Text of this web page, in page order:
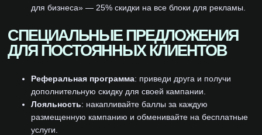
для бизнеса» — 25% скидки на все блоки для рекламы.
СПЕЦИАЛЬНЫЕ ПРЕДЛОЖЕНИЯ
ДЛЯ ПОСТОЯННЫХ КЛИЕНТОВ
Реферальная программа: приведи друга и получи
дополнительную скидку для своей кампании.
Лояльность: накапливайте баллы за каждую
размещенную кампанию и обменивайте на бесплатные
услуги.